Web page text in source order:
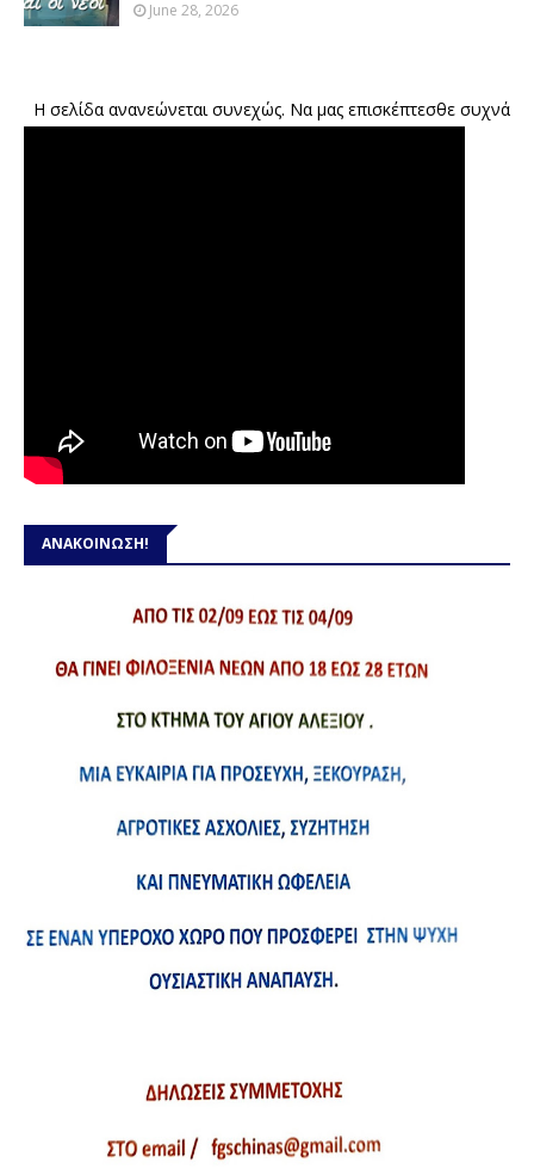
June 28, 2026
Η σελίδα ανανεώνεται συνεχώς. Να μας επισκέπτεσθε συχνά
ΑΝΑΚΟΙΝΩΣΗ!